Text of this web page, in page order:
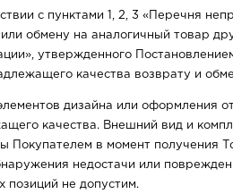
с пунктами 1, 2, 3 «Перечня
или обмену на аналогичный товар
утвержденного
качества возврату и
дизайна или оформления
качества. Внешний вид и
Покупателем в момент получения
недостачи или
позиций не допустим.